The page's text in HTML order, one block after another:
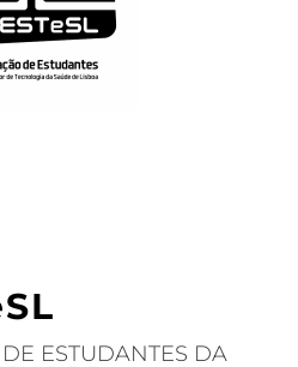
ESTUDANTES DA